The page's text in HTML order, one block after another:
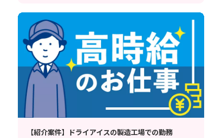
【紹介案件】ドライアイスの製造工場での勤務